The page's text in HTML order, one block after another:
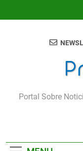
Portal Sobre